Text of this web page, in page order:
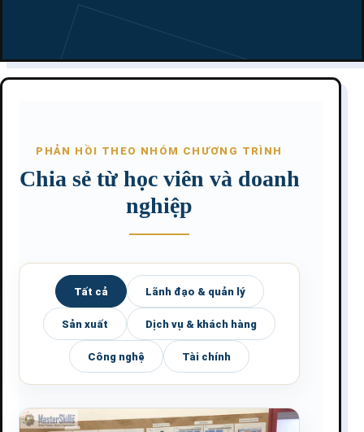
PHẢN HỒI THEO NHÓM CHƯƠNG TRÌNH
Chia sẻ từ học viên và doanh
nghiệp
Tất cả Lãnh đạo & quản lý
Sản xuất Dịch vụ & khách hàng
Công nghệ Tài chính